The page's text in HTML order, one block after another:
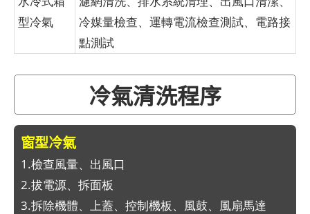
型冷氣
冷媒量檢查、運轉電流檢查測試、電路接
點測試
冷氣清洗程序
窗型冷氣
1.檢查風量、出風口
2.拔電源、拆面板
3.拆除機體、上蓋、控制機板、風鼓、風扇馬達